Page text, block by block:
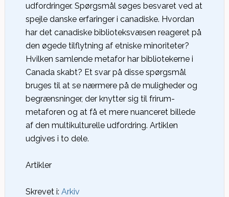
udfordringer. Spørgsmål søges besvaret ved at
spejle danske erfaringer i canadiske. Hvordan
har det canadiske biblioteksvæsen reageret på
den øgede tilflytning af etniske minoriteter?
Hvilken samlende metafor har bibliotekerne i
Canada skabt? Et svar på disse spørgsmål
bruges til at se nærmere på de muligheder og
begrænsninger, der knytter sig til frirum-
metaforen og at få et mere nuanceret billede
af den multikulturelle udfordring. Artiklen
udgives i to dele.
Artikler
Skrevet i: Arkiv